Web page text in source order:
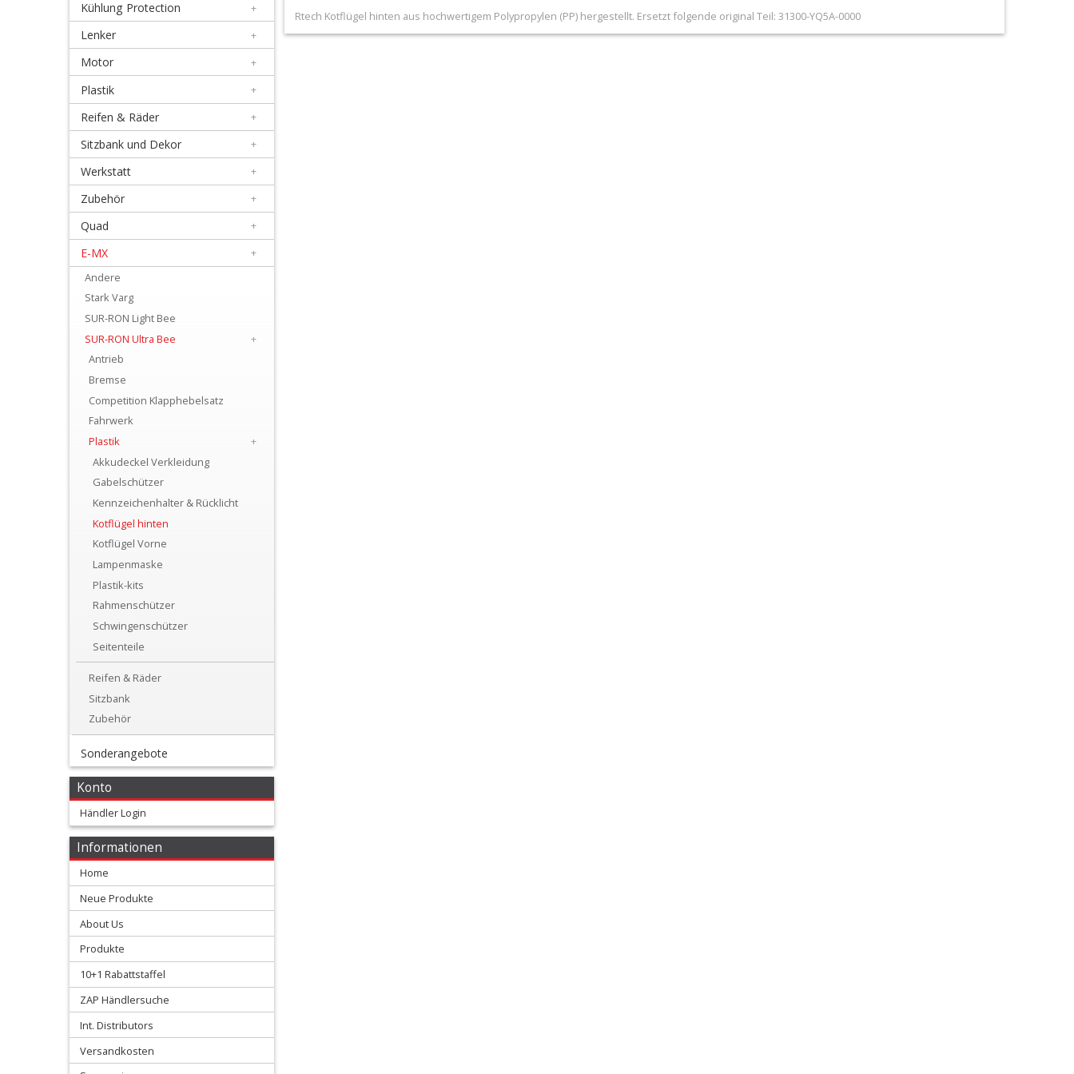
Schmierstoffe
Armaturen
Kühlung
Protection
Lenker
Sitzbank
Dekor
Werkstatt
Zubehör
Quad
Andere
Kühlung Protection +
Lenker +
Motor +
Plastik +
Reifen & Räder +
Sitzbank und Dekor +
Werkstatt +
Zubehör +
Quad +
E-MX
+
Andere
Stark Varg
SUR-RON Light Bee
SUR-RON Ultra Bee
+
Antrieb
Bremse
Competition Klapphebelsatz
Fahrwerk
Plastik
+
Akkudeckel Verkleidung
Gabelschützer
Kennzeichenhalter & Rücklicht
Kotflügel hinten
Kotflügel Vorne
Lampenmaske
Plastik-kits
Rahmenschützer
Schwingenschützer
Seitenteile
Reifen & Räder
Sitzbank
Zubehör
Sonderangebote
Konto
Händler Login
Informationen
Home
Neue Produkte
About Us
Produkte
10+1 Rabattstaffel
ZAP Händlersuche
Int. Distributors
Versandkosten
Rtech Kotflügel hinten aus hochwertigem Polypropylen (PP) hergestellt. Ersetzt folgende original Teil: 31300-YQ5A-0000